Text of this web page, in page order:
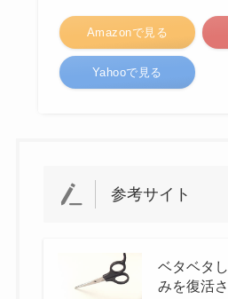
Amazonで見る
Yahooで見る
参考サイト
ベタベタ
みを復活